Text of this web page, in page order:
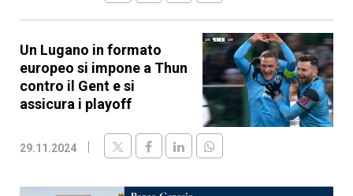
Un Lugano in formato
europeo si impone a Thun
contro il Gent e si
assicura i playoff
29.11.2024